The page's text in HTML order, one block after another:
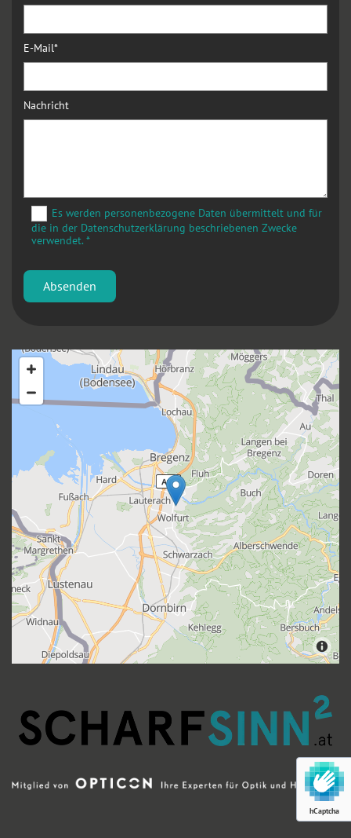
E-Mail*
Nachricht
Es werden personenbezogene Daten übermittelt und für
die in der Datenschutzerklärung beschriebenen Zwecke
verwendet. *
hCaptcha